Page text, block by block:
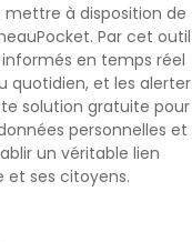
à disposition de
Par cet outil
en temps réel
quotidien, et les alerter
solution gratuite pour
personnelles et
un véritable lien
et ses citoyens.